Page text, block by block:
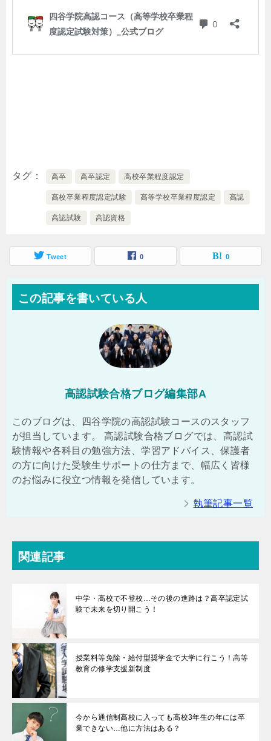
タグ 高卒 高卒認定 高校卒業程度認定
高校卒業程度認定試験 高等学校卒業程度認定 高認
高認試験 高認資格
Tweet 0 0
この記事を書いている人
高認試験合格ブログ編集部A
このブログは、四谷学院の高認試験コースのスタッフ
が担当しています。 高認試験合格ブログでは、高認試
験情報や各科目の勉強方法、学習アドバイス、保護者
の方に向けた受験生サポートの仕方まで、幅広く皆様
のお悩みに役立つ情報を発信しています。
執筆記事一覧
関連記事
中学・高校で不登校…その後の進路は？高卒認定試
験で未来を切り開こう！
授業料等免除・給付型奨学金で大学に行こう！高等
教育の修学支援新制度
今から通信制高校に入っても高校3年生の年には卒
業できない…他に方法はある？